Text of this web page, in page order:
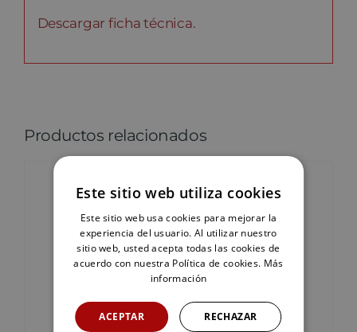
Descargar ficha técnica.
Productos relacionados
Este sitio web utiliza cookies
Este sitio web usa cookies para mejorar la
experiencia del usuario. Al utilizar nuestro
sitio web, usted acepta todas las cookies de
acuerdo con nuestra Política de cookies. Más
información
ACEPTAR RECHAZAR